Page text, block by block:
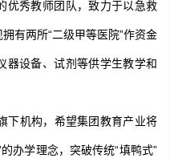
优秀教师团队，致力于以急救
有两所“二级甲等医院”作资金
器设备、试剂等供学生教学和
机构，希望集团教育产业将
办学理念，突破传统“填鸭式”